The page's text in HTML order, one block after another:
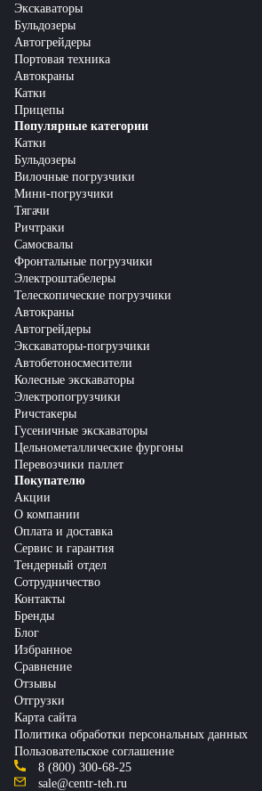
Экскаваторы
Бульдозеры
Автогрейдеры
Портовая техника
Автокраны
Катки
Прицепы
Популярные категории
Катки
Бульдозеры
Вилочные погрузчики
Мини-погрузчики
Тягачи
Ричтраки
Самосвалы
Фронтальные погрузчики
Электроштабелеры
Телескопические погрузчики
Автокраны
Автогрейдеры
Экскаваторы-погрузчики
Автобетоносмесители
Колесные экскаваторы
Электропогрузчики
Ричстакеры
Гусеничные экскаваторы
Цельнометаллические фургоны
Перевозчики паллет
Покупателю
Акции
О компании
Оплата и доставка
Сервис и гарантия
Тендерный отдел
Сотрудничество
Контакты
Бренды
Блог
Избранное
Сравнение
Отзывы
Отгрузки
Карта сайта
Политика обработки персональных данных
Пользовательское соглашение
8 (800) 300-68-25
sale@centr-teh.ru